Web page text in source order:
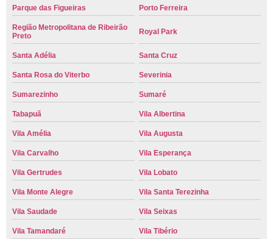
Parque das Figueiras Porto Ferreira
Região Metropolitana de Ribeirão
Preto
Royal Park
Santa Adélia Santa Cruz
Santa Rosa do Viterbo Severinia
Sumarezinho Sumaré
Tabapuã Vila Albertina
Vila Amélia Vila Augusta
Vila Carvalho Vila Esperança
Vila Gertrudes Vila Lobato
Vila Monte Alegre Vila Santa Terezinha
Vila Saudade Vila Seixas
Vila Tamandaré
Vila Tibério